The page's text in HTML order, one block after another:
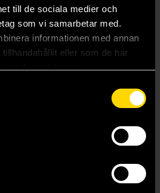
till de sociala medier och
som vi samarbetar med.
informationen med annan
eller som de har